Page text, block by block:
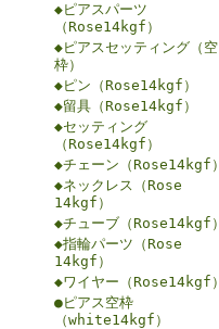
◆ピアスパーツ
（Rose14kgf）
◆ピアスセッティング（空
枠）
◆ピン（Rose14kgf）
◆留具（Rose14kgf）
◆セッティング
（Rose14kgf）
◆チェーン（Rose14kgf）
◆ネックレス（Rose
14kgf）
◆チューブ（Rose14kgf）
◆指輪パーツ（Rose
14kgf）
◆ワイヤー（Rose14kgf）
●ピアス空枠
（white14kgf）